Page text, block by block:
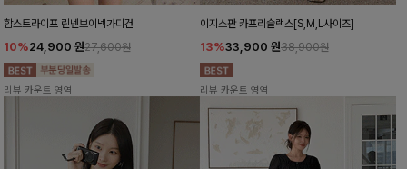
함스트라이프 린넨브이넥가디건
10%24,900 원27,600원
리뷰 카운트 영역
이지스판 카프리슬랙스[S,M,L사이즈]
13%33,900 원38,900원
리뷰 카운트 영역